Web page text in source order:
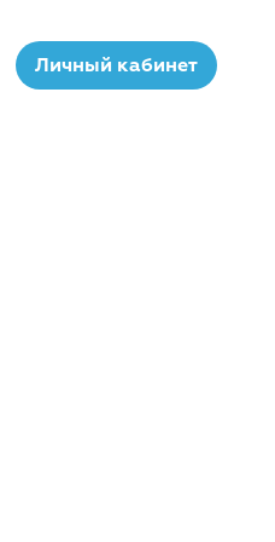
Личный кабинет